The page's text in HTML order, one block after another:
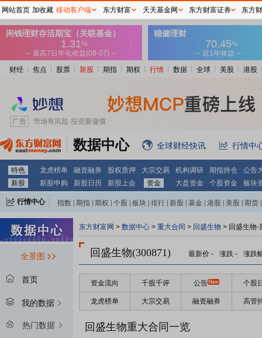
财经 焦点 股票 新股 期指 期权 行情 数据 全球 美股 港股
数据中心 全球财经快讯 行情中
特色 龙虎榜单 融资融券 股权质押 大宗交易 机构调研 期指持仓
公告
新股
新股申购 新股日历 新股上会 资金 大盘资金 个股资金 板块
行情中心 指数 期指 期权 个股 板块 排行 新股 基金 港股 美股 期货
全景图
首页
我的数据
热门数据
东方财富网 > 数据中心 > 重大合同 > 回盛生物 > 回盛生物-
回盛生物(300871) 最新价 - 涨跌 - 涨跌
资金流向 千股千评 公告 个股
龙虎榜单 大宗交易 融资融券 高管
回盛生物重大合同一览
网站首页 加收藏 移动客户端 东方财富 天天基金网 东方财富证券 东方